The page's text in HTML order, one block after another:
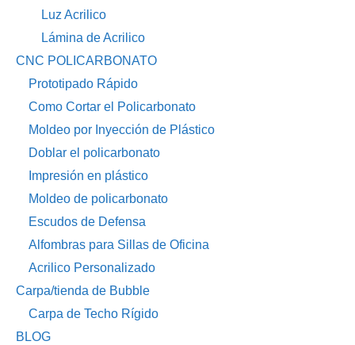
Luz Acrilico
Lámina de Acrilico
CNC POLICARBONATO
Prototipado Rápido
Como Cortar el Policarbonato
Moldeo por Inyección de Plástico
Doblar el policarbonato
Impresión en plástico
Moldeo de policarbonato
Escudos de Defensa
Alfombras para Sillas de Oficina
Acrilico Personalizado
Carpa/tienda de Bubble
Carpa de Techo Rígido
BLOG